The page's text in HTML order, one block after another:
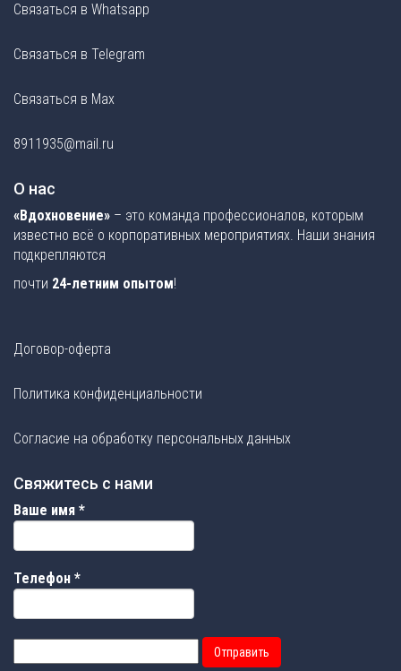
Связаться в Whatsapp
Связаться в Telegram
Связаться в Max
8911935@mail.ru
О нас
«Вдохновение» – это команда профессионалов, которым
известно всё о корпоративных мероприятиях. Наши знания
подкрепляются
почти 24-летним опытом!
Договор-оферта
Политика конфиденциальности
Согласие на обработку персональных данных
Свяжитесь с нами
Ваше имя *
Телефон *
Отправить